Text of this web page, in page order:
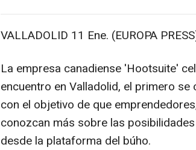
VALLADOLID 11 Ene. (EUROPA
La empresa canadiense 'Hootsuite'
encuentro en Valladolid, el primero
con el objetivo de que
conozcan más sobre las
desde la plataforma del búho.